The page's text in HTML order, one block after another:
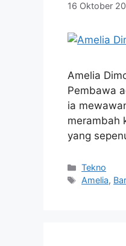
16 Oktober
Amelia
Pembawa
ia
merambah
yang
Kategori
Tekno
Tag
Amelia,